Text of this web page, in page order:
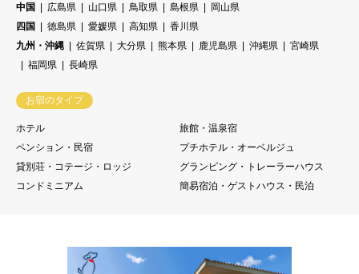
中国
広島県 山口県 鳥取県 島根県
岡山県
四国
徳島県 愛媛県 高知県
香川県
九州・沖縄
佐賀県 大分県 熊本県 鹿児島県 沖縄県
宮崎県
福岡県
長崎県
お宿のタイプ
ホテル
旅館・温泉宿
ペンション・民宿
プチホテル・オーベルジュ
貸別荘・コテージ・ロッジ
グランピング・トレーラーハウス
コンドミニアム
簡易宿泊・ゲストハウス・民泊